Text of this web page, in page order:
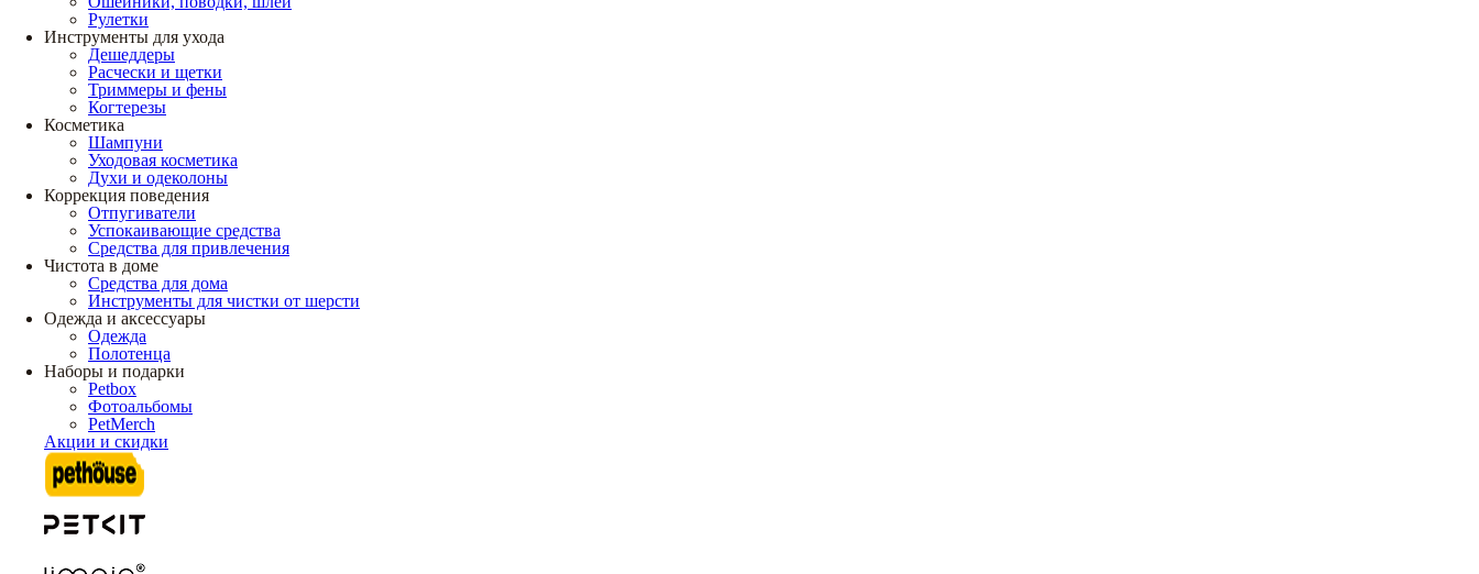
Рулетки
Инструменты для ухода
Дешеддеры
Расчески и щетки
Триммеры и фены
Когтерезы
Косметика
Шампуни
Уходовая косметика
Духи и одеколоны
Коррекция поведения
Отпугиватели
Успокаивающие средства
Средства для привлечения
Чистота в доме
Средства для дома
Инструменты для чистки от шерсти
Одежда и аксессуары
Одежда
Полотенца
Наборы и подарки
Petbox
Фотоальбомы
PetMerch
Акции и скидки